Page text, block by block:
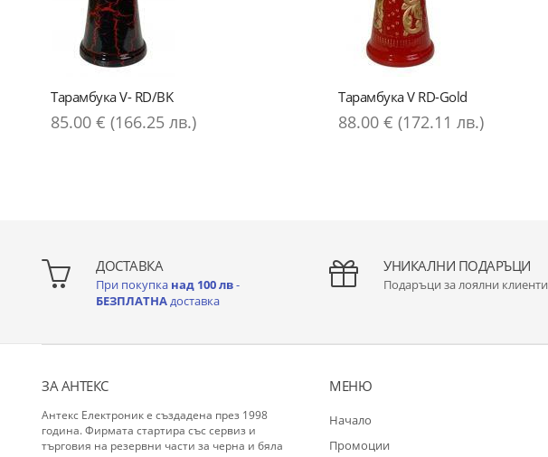
Тарамбука V- RD/BK
85.00 € (166.25 лв.)
Тарамбука V RD-Gold
88.00 € (172.11 лв.)
ДОСТАВКА
При покупка над 100 лв-
БЕЗПЛАТНАдоставка
УНИКАЛНИ ПОДАРЪЦИ
Подаръци за лоялни клиенти
ЗА АНТЕКС
Антекс Електроник е създадена през 1998
година. Фирмата стартира със сервиз и
търговия на резервни части за черна и бяла
МЕНЮ
Начало
Промоции